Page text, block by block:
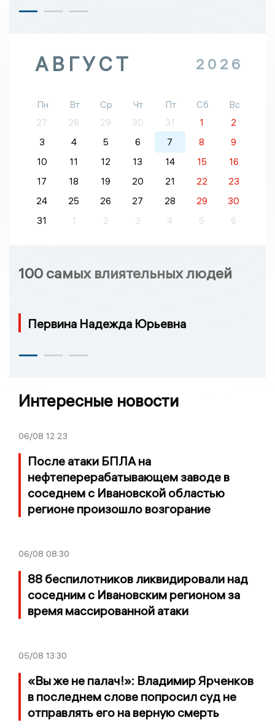
АВГУСТ 2026
Пн Вт Ср Чт Пт Сб
Вс
27
28 29 30 31 1
2
3
4 5 6 7 8
9
10
11 12 13 14 15
16
17
18 19 20 21 22
23
24
25 26 27 28 29
30
31
1 2 3 4 5 6
100 самых влиятельных людей
Первина Надежда Юрьевна
Интересные новости
06/08 12:23
После атаки БПЛА на
нефтеперерабатывающем заводе в
соседнем с Ивановской областью
регионе произошло возгорание
06/08 08:30
88 беспилотников ликвидировали над
соседним с Ивановским регионом за
время массированной атаки
05/08 13:30
«Вы же не палач!»: Владимир Ярченков
в последнем слове попросил суд не
отправлять его на верную смерть